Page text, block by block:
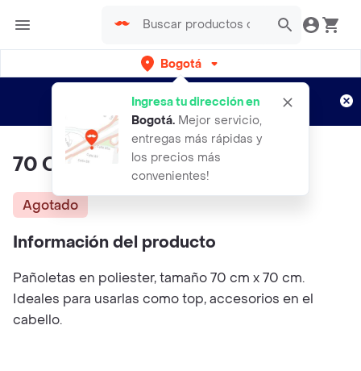
Bogotá
Ingresa tu dirección en
Bogotá. Mejor servicio,
entregas más rápidas y
los precios más
convenientes!
envíos gratis por semanas
Aplican TyC
70 Cm - Tuty Naranja
Agotado
Información del producto
Pañoletas en poliester, tamaño 70 cm x 70 cm.
Ideales para usarlas como top, accesorios en el
cabello.